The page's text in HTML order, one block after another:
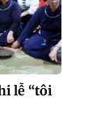
lễ “tôi